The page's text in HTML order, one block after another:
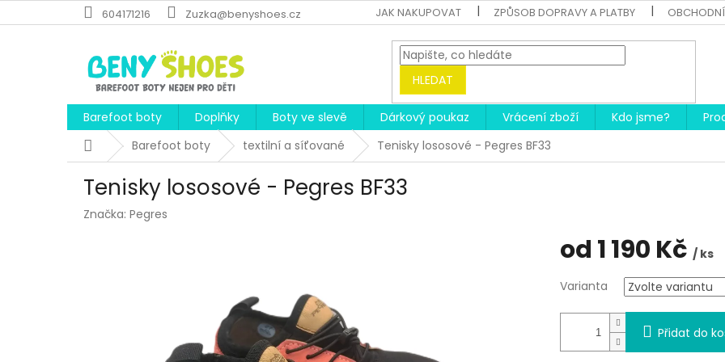
na
604171216 Zuzka@benyshoes.cz JAK NAKUPOVAT ZPŮSOB DOPRAVY A PLATBY OBCHODNÍ
HLEDAT
Barefoot boty Doplňky Boty ve slevě Dárkový poukaz Vrácení zboží Kdo jsme?
DomůBarefoot boty textilní a síťované Tenisky lososové - Pegres BF33
Tenisky lososové - Pegres BF33
Značka: Pegres
od 1 190 Kč / ks
cena:
Varianta
Přidat do